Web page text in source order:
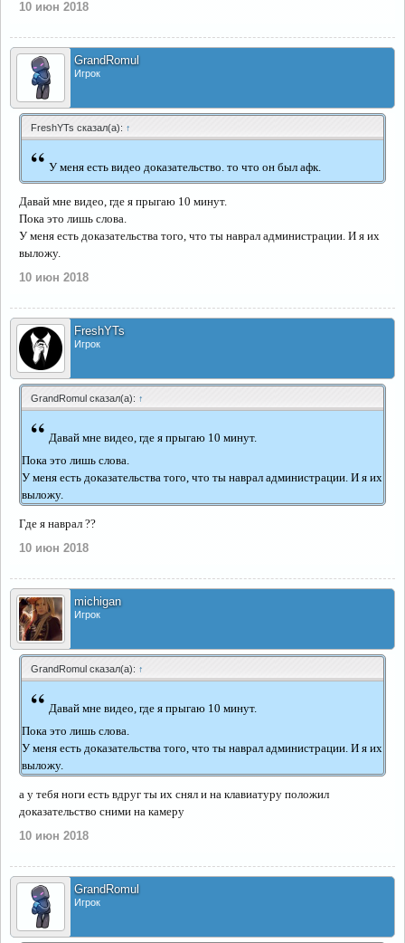
10 июн 2018
GrandRomul
Игрок
FreshYTs сказал(а): ↑
“ У меня есть видео доказательство. то что он был афк.
Давай мне видео, где я прыгаю 10 минут.
Пока это лишь слова.
У меня есть доказательства того, что ты наврал администрации. И я их
выложу.
10 июн 2018
FreshYTs
Игрок
GrandRomul сказал(а): ↑
“ Давай мне видео, где я прыгаю 10 минут.
Пока это лишь слова.
У меня есть доказательства того, что ты наврал администрации. И я их
выложу.
Где я наврал ??
10 июн 2018
michigan
Игрок
GrandRomul сказал(а): ↑
“ Давай мне видео, где я прыгаю 10 минут.
Пока это лишь слова.
У меня есть доказательства того, что ты наврал администрации. И я их
выложу.
а у тебя ноги есть вдруг ты их снял и на клавиатуру положил
доказательство сними на камеру
10 июн 2018
GrandRomul
Игрок